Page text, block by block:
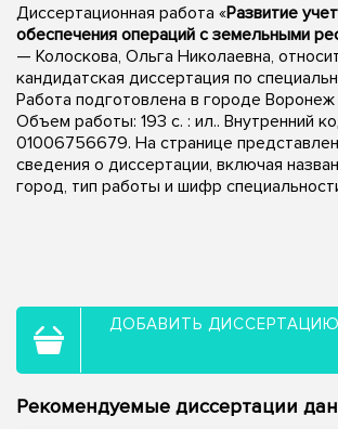
Диссертационная работа «Развитие
обеспечения операций с земельными
— Колоскова, Ольга Николаевна,
кандидатская диссертация по
Работа подготовлена в городе Воронеж
Объем работы: 193 с. : ил.. Внутренний
01006756679. На странице
сведения о диссертации, включая
город, тип работы и шифр
ДОБАВИТЬ
Рекомендуемые диссертации